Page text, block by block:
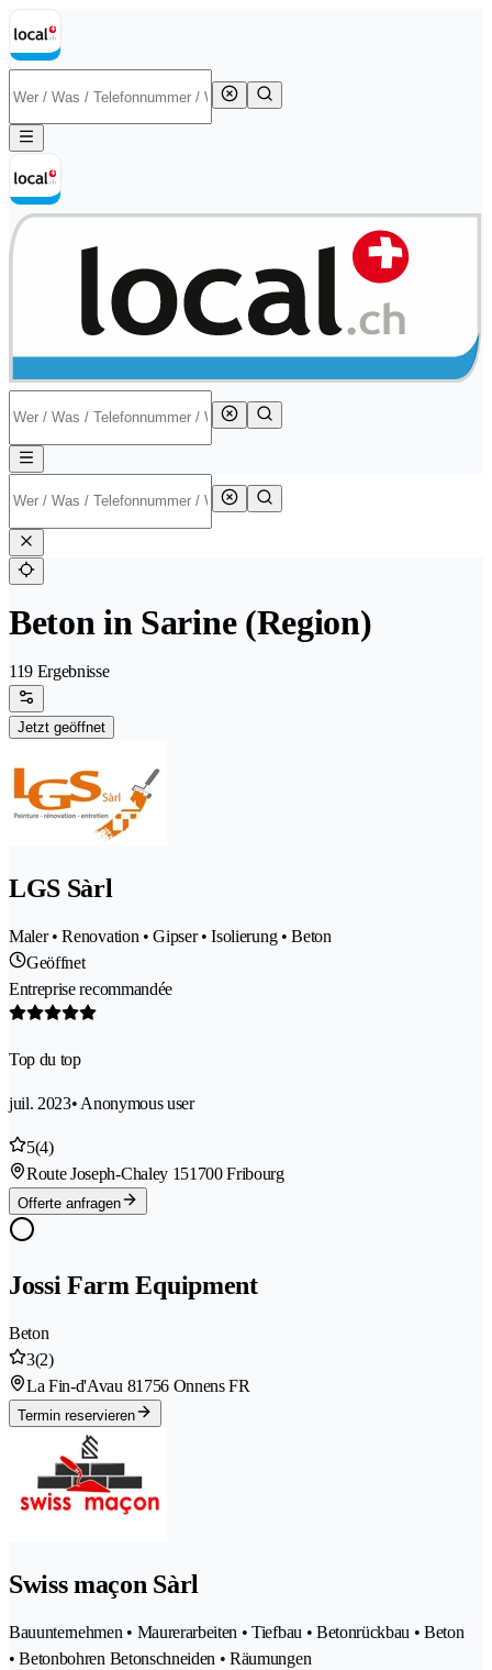
Beton in Sarine (Region)
119 Ergebnisse
Jetzt geöffnet
LGS Sàrl
Maler • Renovation • Gipser • Isolierung • Beton
Geöffnet
Entreprise recommandée
Top du top
juil. 2023• Anonymous user
5(4)
Route Joseph-Chaley 151700 Fribourg
Offerte anfragen
Jossi Farm Equipment
Beton
3(2)
La Fin-d'Avau 81756 Onnens FR
Termin reservieren
Swiss maçon Sàrl
Bauunternehmen • Maurerarbeiten • Tiefbau • Betonrückbau • Beton
• Betonbohren Betonschneiden • Räumungen